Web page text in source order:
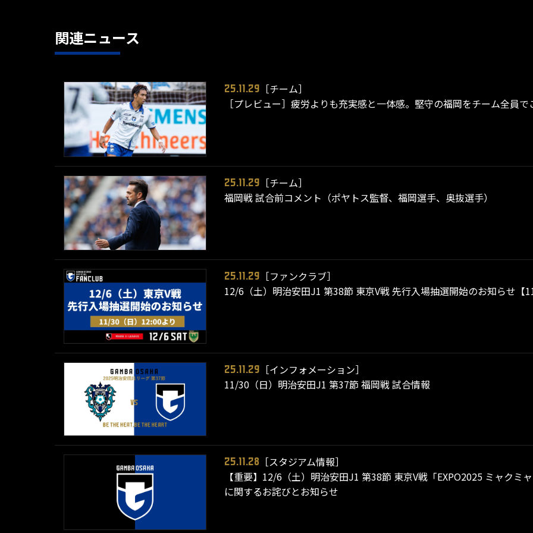
関連ニュース
25.11.29
［チーム］
［プレビュー］疲労よりも充実感と一体感。堅守の福岡をチーム全員で
25.11.29
［チーム］
福岡戦 試合前コメント（ポヤトス監督、福岡選手、奥抜選手）
25.11.29
［ファンクラブ］
12/6（土）明治安田J1 第38節 東京V戦 先行入場抽選開始のお知らせ【
25.11.29
［インフォメーション］
11/30（日）明治安田J1 第37節 福岡戦 試合情報
25.11.28
［スタジアム情報］
【重要】12/6（土）明治安田J1 第38節 東京V戦「EXPO2025 ミャクミ
に関するお詫びとお知らせ